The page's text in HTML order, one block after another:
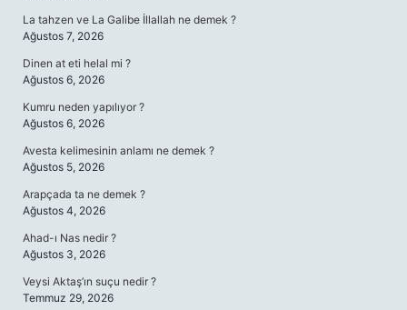
La tahzen ve La Galibe İllallah ne demek ?
Ağustos 7, 2026
Dinen at eti helal mi ?
Ağustos 6, 2026
Kumru neden yapılıyor ?
Ağustos 6, 2026
Avesta kelimesinin anlamı ne demek ?
Ağustos 5, 2026
Arapçada ta ne demek ?
Ağustos 4, 2026
Ahad-ı Nas nedir ?
Ağustos 3, 2026
Veysi Aktaş’ın suçu nedir ?
Temmuz 29, 2026